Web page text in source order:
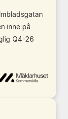
inne på
Q4-26